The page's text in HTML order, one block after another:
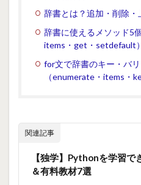
辞書とは？追加・削除・
辞書に使えるメソッド5
items・get・setdefault）
for文で辞書のキー・バ
（enumerate・items・
関連記事
【独学】Pythonを学習で
＆有料教材7選